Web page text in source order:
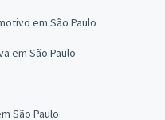
em São Paulo
em São Paulo
São Paulo